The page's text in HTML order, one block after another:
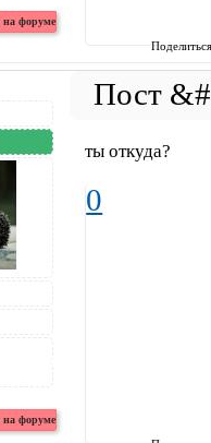
ты откуда?
0